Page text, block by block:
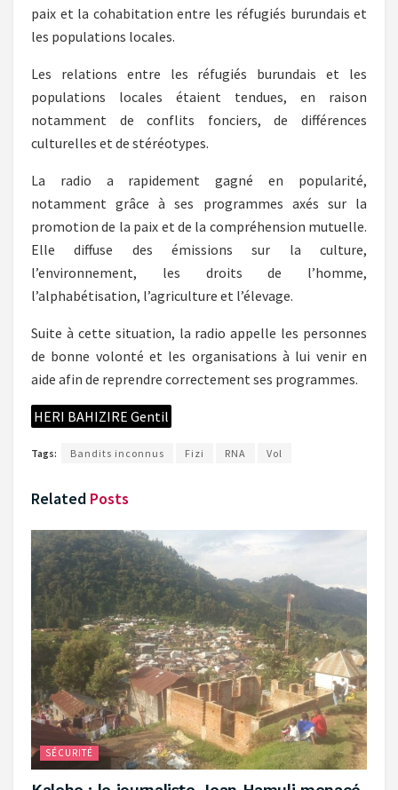
paix et la cohabitation entre les réfugiés burundais et
les populations locales.
Les relations entre les réfugiés burundais et les
populations locales étaient tendues, en raison
notamment de conflits fonciers, de différences
culturelles et de stéréotypes.
La radio a rapidement gagné en popularité,
notamment grâce à ses programmes axés sur la
promotion de la paix et de la compréhension mutuelle.
Elle diffuse des émissions sur la culture,
l’environnement, les droits de l’homme,
l’alphabétisation, l’agriculture et l’élevage.
Suite à cette situation, la radio appelle les personnes
de bonne volonté et les organisations à lui venir en
aide afin de reprendre correctement ses programmes.
HERI BAHIZIRE Gentil
Tags: Bandits inconnus Fizi RNA Vol
Related Posts
SÉCURITÉ